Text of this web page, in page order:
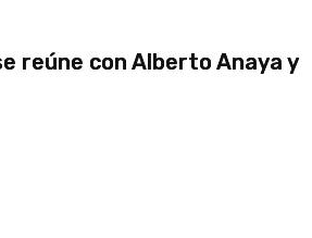
reúne con Alberto Anaya y